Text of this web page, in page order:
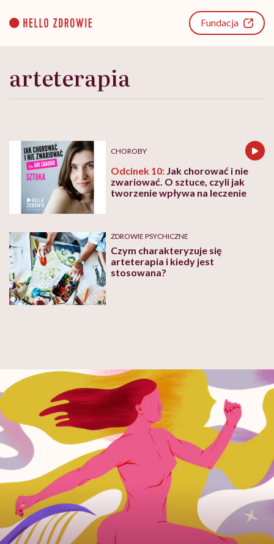
content
Fundacja
arteterapia
CHOROBY
Odcinek 10: Jak chorować i nie
zwariować. O sztuce, czyli jak
tworzenie wpływa na leczenie
ZDROWIE PSYCHICZNE
Czym charakteryzuje się
arteterapia i kiedy jest
stosowana?